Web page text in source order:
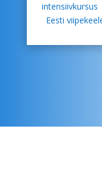
intensiivkursus
Eesti